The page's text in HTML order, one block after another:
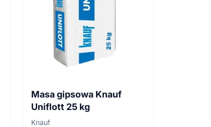
Masa gipsowa Knauf
Uniflott 25 kg
Knauf